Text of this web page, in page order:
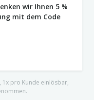
wir Ihnen 5 %
mit dem Code
pro Kunde einlösbar,